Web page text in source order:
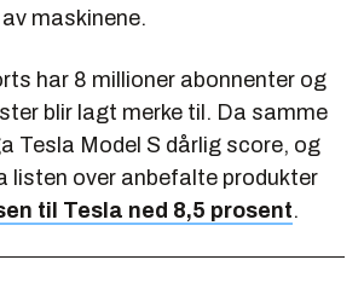
maskinene.
har 8 millioner abonnenter og
blir lagt merke til. Da samme
Tesla Model S dårlig score, og
listen over anbefalte produkter
til Tesla ned 8,5 prosent.